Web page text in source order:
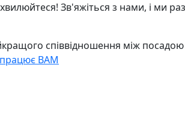
Зв'яжіться з нами, і ми
співвідношення між посадою
BAM